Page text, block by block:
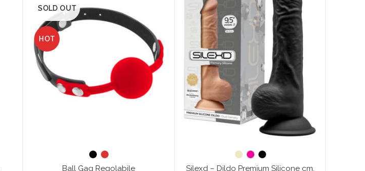
SOLD OUT
HOT
Ball Gag Regolabile
Silexd – Dildo Premium Silicone cm.